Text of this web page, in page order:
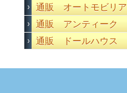
通販 オートモビリア
通販 アンティーク
通販 ドールハウス